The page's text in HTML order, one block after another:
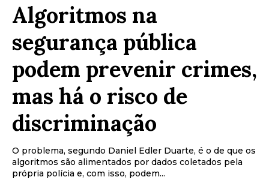
Algoritmos na
segurança pública
podem prevenir crimes,
mas há o risco de
discriminação
O problema, segundo Daniel Edler Duarte, é o de que os
algoritmos são alimentados por dados coletados pela
própria polícia e, com isso, podem...